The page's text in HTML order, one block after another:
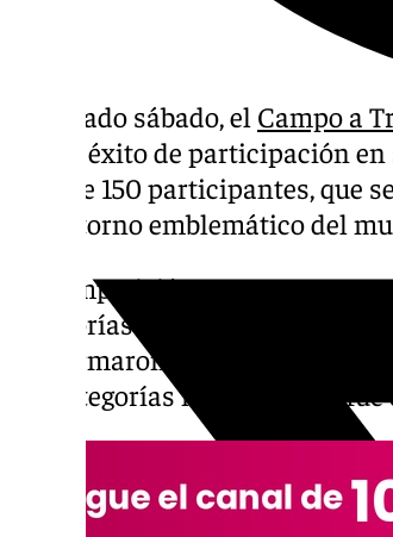
El pasado sábado, el Campo a
nuevo éxito de participación
más de 150 participantes,
un entorno emblemático del
La competición estuvo
categorías de los
conformaron circuitos de
las categorías más mayores